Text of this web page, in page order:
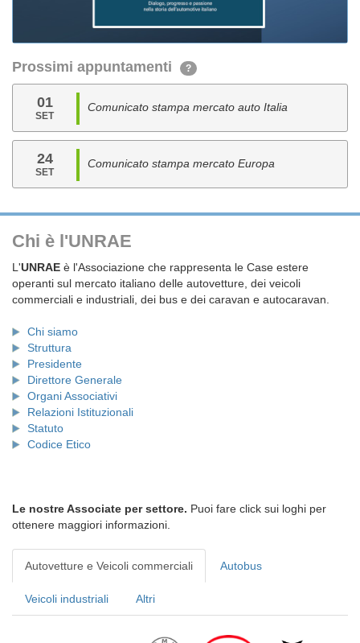
Prossimi appuntamenti ?
01
SET
Comunicato stampa mercato auto Italia
24
SET
Comunicato stampa mercato Europa
Chi è l'UNRAE
L'UNRAE è l'Associazione che rappresenta le Case estere
operanti sul mercato italiano delle autovetture, dei veicoli
commerciali e industriali, dei bus e dei caravan e autocaravan.
Chi siamo
Struttura
Presidente
Direttore Generale
Organi Associativi
Relazioni Istituzionali
Statuto
Codice Etico
Le nostre Associate per settore. Puoi fare click sui loghi per
ottenere maggiori informazioni.
Autovetture e Veicoli commerciali Autobus
Veicoli industriali Altri